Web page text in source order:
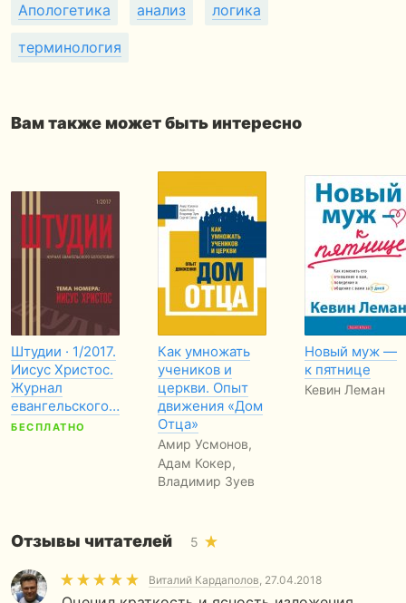
Апологетика анализ логика
терминология
Вам также может быть интересно
Штудии · 1/2017.
Иисус Христос.
Журнал
евангельского…
БЕСПЛАТНО
Как умножать
учеников и
церкви. Опыт
движения «Дом
Отца»
Амир Усмонов,
Адам Кокер,
Владимир Зуев
Новый муж —
к пятнице
Кевин Леман
Отзывы читателей 5
Виталий Кардаполов, 27.04.2018